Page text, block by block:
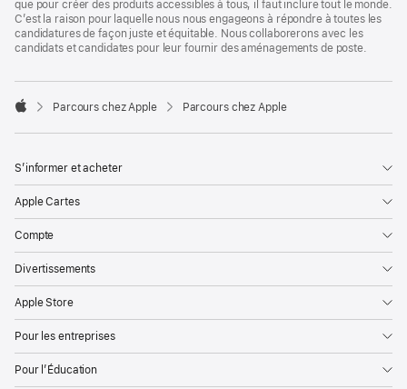
que pour créer des produits accessibles à tous, il faut inclure tout le monde.
C’est la raison pour laquelle nous nous engageons à répondre à toutes les
candidatures de façon juste et équitable. Nous collaborerons avec les
candidats et candidates pour leur fournir des aménagements de poste.

Parcours chez Apple Parcours chez Apple
S’informer et acheter
Apple Cartes
Compte
Divertissements
Apple Store
Pour les entreprises
Pour l’Éducation